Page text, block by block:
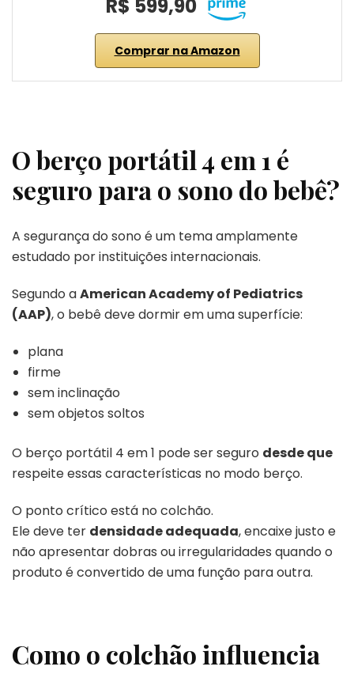
R$ 599,90
Comprar na Amazon
O berço portátil 4 em 1 é
seguro para o sono do bebê?
A segurança do sono é um tema amplamente
estudado por instituições internacionais.
Segundo aAmerican Academy of Pediatrics
(AAP), o bebê deve dormir em uma superfície:
plana
firme
sem inclinação
sem objetos soltos
O berço portátil 4 em 1 pode ser seguro desde que
respeite essas características no modo berço.
O ponto crítico está no colchão.
Ele deve ter densidade adequada, encaixe justo e
não apresentar dobras ou irregularidades quando o
produto é convertido de uma função para outra.
Como o colchão influencia